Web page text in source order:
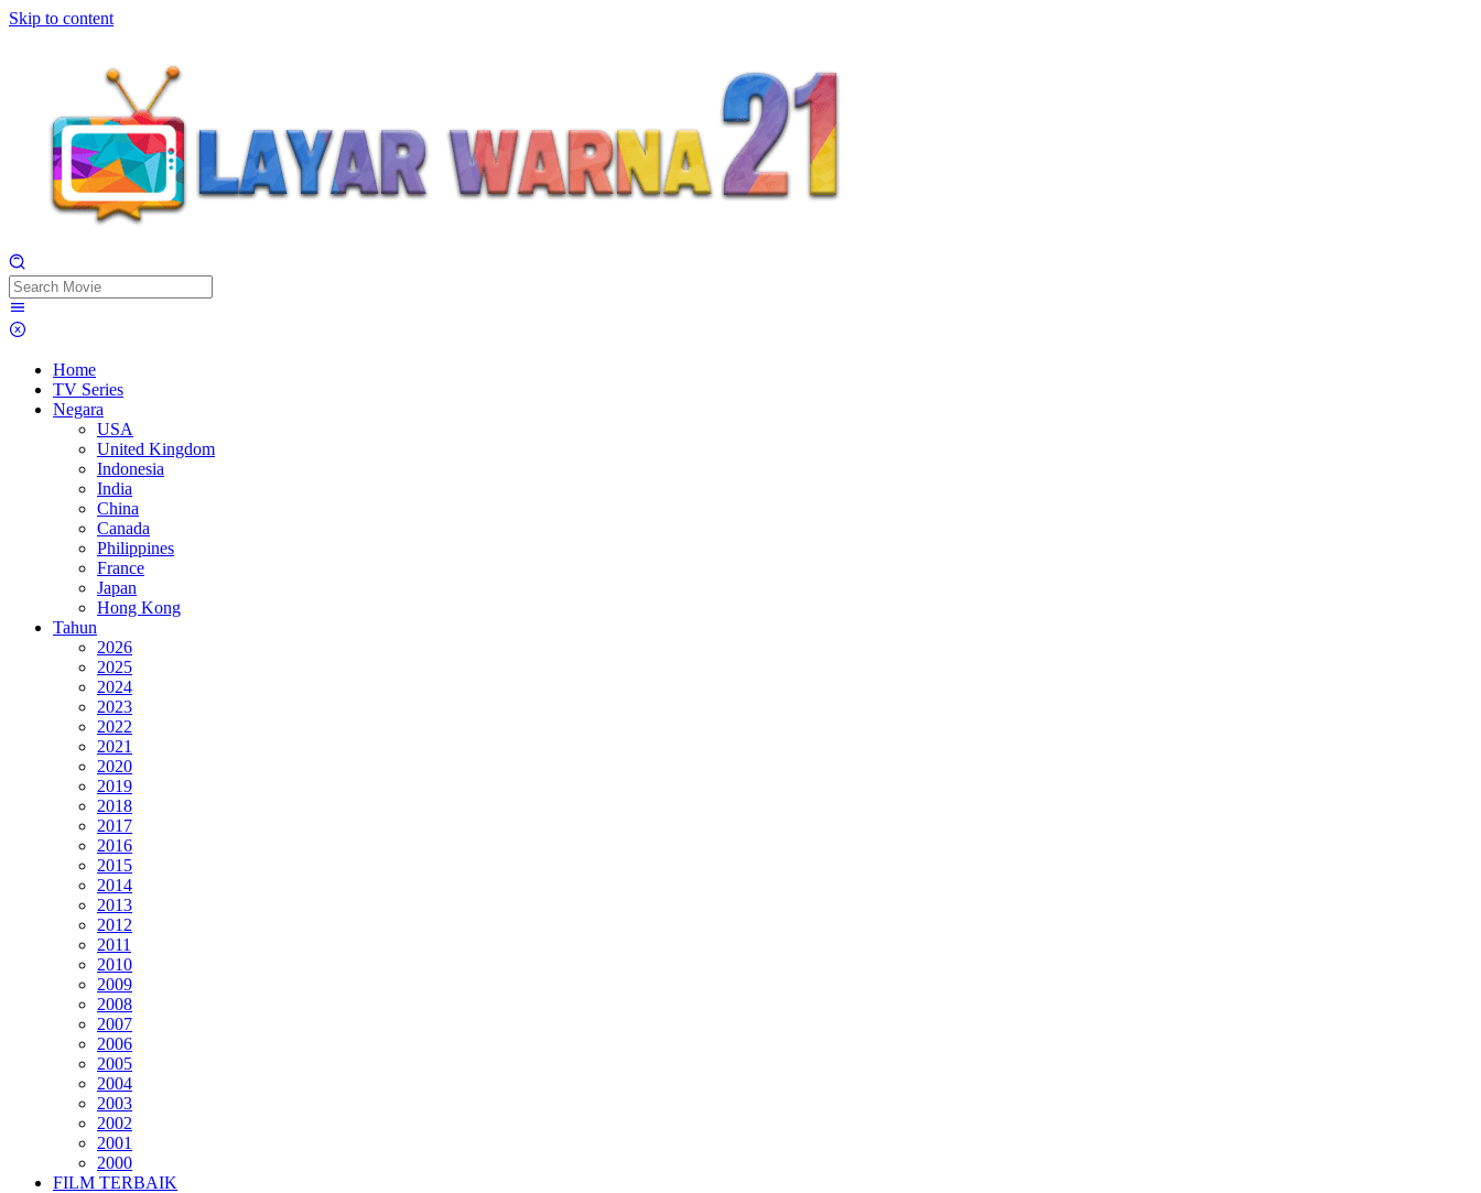
Skip to content
Home
TV Series
Negara
USA
United Kingdom
Indonesia
India
China
Canada
Philippines
France
Japan
Hong Kong
Tahun
2026
2025
2024
2023
2022
2021
2020
2019
2018
2017
2016
2015
2014
2013
2012
2011
2010
2009
2008
2007
2006
2005
2004
2003
2002
2001
2000
FILM TERBAIK